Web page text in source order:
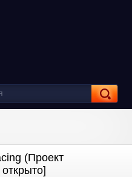
(Проект